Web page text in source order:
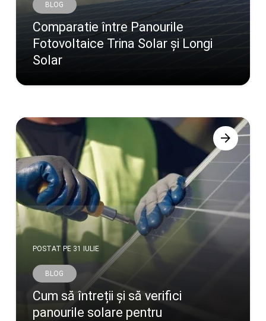
BLOG
Comparatie între Panourile
Fotovoltaice Trina Solar și Longi
Solar
POSTAT PE 31 IULIE
BLOG
Cum să întreții și să verifici
panourile solare pentru